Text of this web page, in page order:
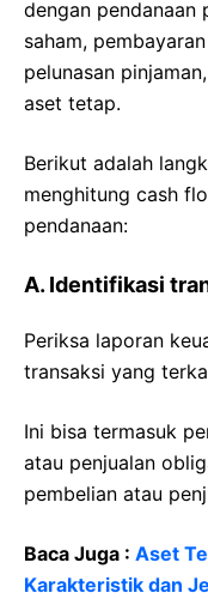
dengan pendanaan
saham,
pelunasan
aset tetap.
Berikut adalah
menghitung cash
pendanaan:
A. Identifikasi
Periksa laporan
transaksi yang
Ini bisa termasuk
atau penjualan
pembelian atau
Baca Juga : Aset
Karakteristik dan